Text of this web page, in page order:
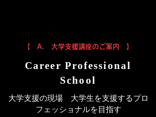
【 A. 大学支援講座のご案内 】
Career Professional
School​
​大学支援の現場 大学生を支援するプロ
フェッショナルを目指す